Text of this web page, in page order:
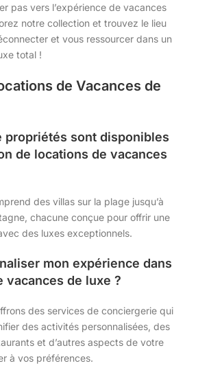
pas vers l’expérience de vacances
notre collection et trouvez le lieu
et vous ressourcer dans un
total !
de Vacances de
propriétés sont disponibles
de locations de vacances
des villas sur la plage jusqu’à
chacune conçue pour offrir une
des luxes exceptionnels.
mon expérience dans
vacances de luxe ?
des services de conciergerie qui
des activités personnalisées, des
et d’autres aspects de votre
à vos préférences.